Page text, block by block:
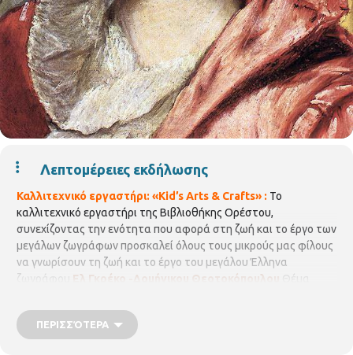
Λεπτομέρειες εκδήλωσης
Καλλιτεχνικό εργαστήρι: «Kid’s Arts & Crafts» : Το
καλλιτεχνικό εργαστήρι της Βιβλιοθήκης Ορέστου,
συνεχίζοντας την ενότητα που αφορά στη ζωή και το έργο των
μεγάλων ζωγράφων προσκαλεί όλους τους μικρούς μας φίλους
να γνωρίσουν τη ζωή και το έργο του μεγάλου Έλληνα
ζωγράφου Ελ Γκρέκο -Δομήνικου Θεοτοκόπουλου
Θέμα
Θεοτοκόπουλο και δημιουργούμε το δικό μας έργο" Τα παιδιά
ζωγραφίζουν μόνα τους την προσωπογραφίες του του μεγάλου
ΠΕΡΙΣΣΌΤΕΡΑ